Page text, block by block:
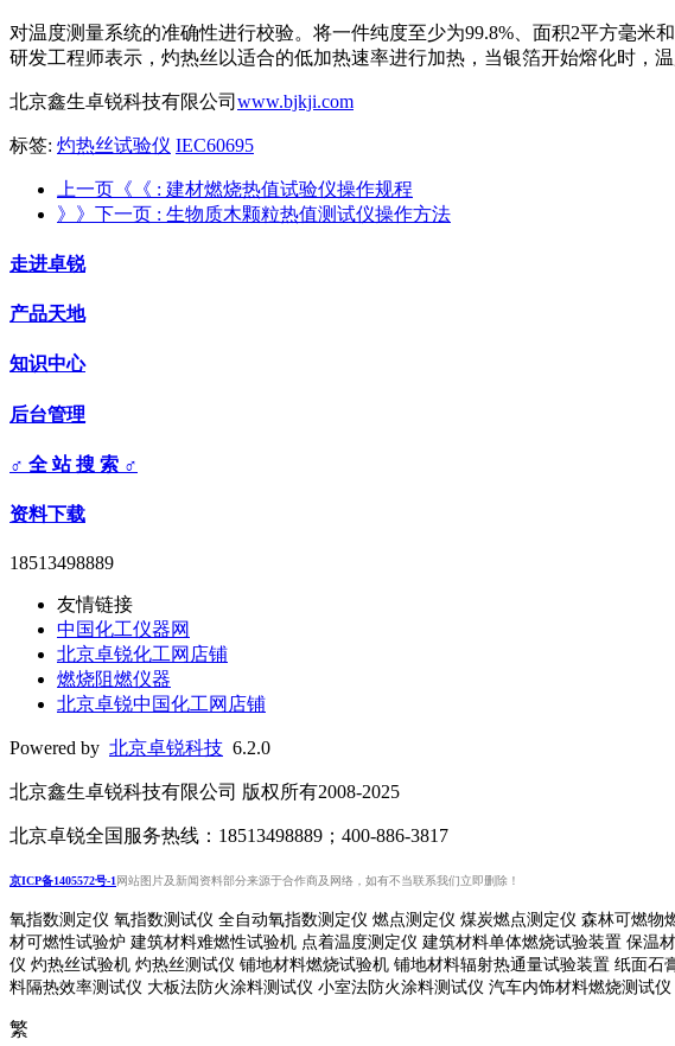
对温度测量系统的准确性进行校验。将一件纯度至少为99.8%、面积2平方毫
研发工程师表示，灼热丝以适合的低加热速率进行加热，当银箔开始熔化时，
北京鑫生卓锐科技有限公司 www.bjkji.com
标签: 灼热丝试验仪 IEC60695
上一页《《 : 建材燃烧热值试验仪操作规程
》》下一页 : 生物质木颗粒热值测试仪操作方法
走进卓锐
产品天地
知识中心
后台管理
♂ 全 站 搜 索 ♂
资料下载
18513498889
友情链接
中国化工仪器网
北京卓锐化工网店铺
燃烧阻燃仪器
北京卓锐中国化工网店铺
Powered by 北京卓锐科技 6.2.0
北京鑫生卓锐科技有限公司 版权所有2008-2025
北京卓锐全国服务热线：18513498889；400-886-3817
京ICP备1405572号-1网站图片及新闻资料部分来源于合作商及网络，如有不当联系我们立即删除！
氧指数测定仪 氧指数测试仪 全自动氧指数测定仪 燃点测定仪 煤炭燃点测定仪 森林可燃
材可燃性试验炉 建筑材料难燃性试验机 点着温度测定仪 建筑材料单体燃烧试验装置 保
仪 灼热丝试验机 灼热丝测试仪 铺地材料燃烧试验机 铺地材料辐射热通量试验装置 纸面石
料隔热效率测试仪 大板法防火涂料测试仪 小室法防火涂料测试仪 汽车内饰材料燃烧测试
繁